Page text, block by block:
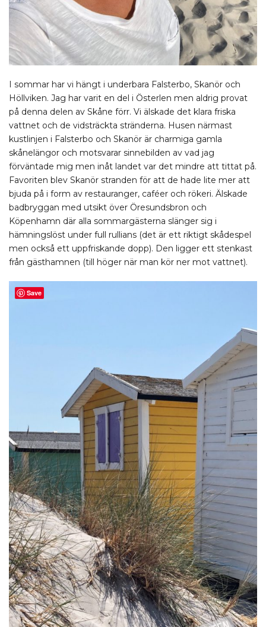
I sommar har vi hängt i underbara Falsterbo, Skanör och
Höllviken. Jag har varit en del i Österlen men aldrig provat
på denna delen av Skåne förr. Vi älskade det klara friska
vattnet och de vidsträckta stränderna. Husen närmast
kustlinjen i Falsterbo och Skanör är charmiga gamla
skånelängor och motsvarar sinnebilden av vad jag
förväntade mig men inåt landet var det mindre att tittat på.
Favoriten blev Skanör stranden för att de hade lite mer att
bjuda på i form av restauranger, caféer och rökeri. Älskade
badbryggan med utsikt över Öresundsbron och
Köpenhamn där alla sommargästerna slänger sig i
hämningslöst under full rullians (det är ett riktigt skådespel
men också ett uppfriskande dopp). Den ligger ett stenkast
från gästhamnen (till höger när man kör ner mot vattnet).
Save